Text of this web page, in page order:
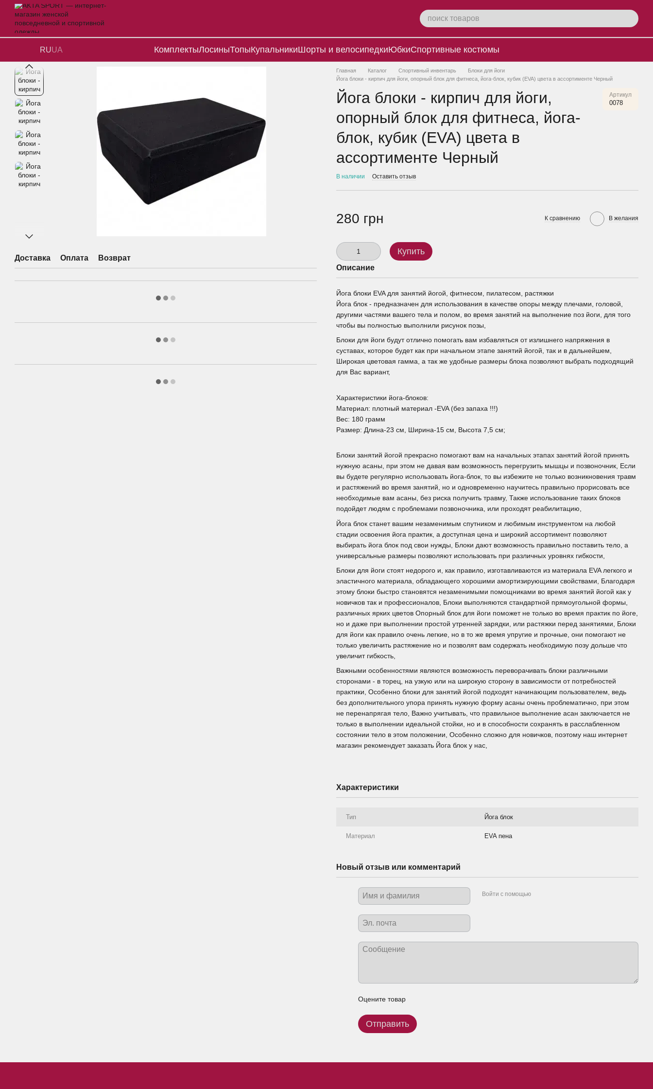
Перейти к основному контенту
RUUA КомплектыЛосиныТопыКупальникиШорты и велосипедкиЮбкиСпортивные костюмы
Доставка Оплата Возврат
Главная Каталог Спортивный инвентарь
Блоки для йоги
Йога блоки - кирпич для йоги, опорный блок для фитнеса, йога-блок, кубик (EVA) цвета в ассортименте Черный
Йога блоки - кирпич для йоги,
опорный блок для фитнеса, йога-
блок, кубик (EVA) цвета в
ассортименте Черный
Артикул
0078
В наличии Оставить отзыв
280 грн К сравнению В желания
Купить
Описание
Йога блоки EVA для занятий йогой, фитнесом, пилатесом, растяжки
Йога блок - предназначен для использования в качестве опоры между плечами, головой,
другими частями вашего тела и полом, во время занятий на выполнение поз йоги, для того
чтобы вы полностью выполнили рисунок позы,
Блоки для йоги будут отлично помогать вам избавляться от излишнего напряжения в
суставах, которое будет как при начальном этапе занятий йогой, так и в дальнейшем,
Широкая цветовая гамма, а так же удобные размеры блока позволяют выбрать подходящий
для Вас вариант,
Характеристики йога-блоков:
Материал: плотный материал -EVA (без запаха !!!)
Вес: 180 грамм
Размер: Длина-23 см, Ширина-15 см, Высота 7,5 см;
Блоки занятий йогой прекрасно помогают вам на начальных этапах занятий йогой принять
нужную асаны, при этом не давая вам возможность перегрузить мышцы и позвоночник, Если
вы будете регулярно использовать йога-блок, то вы избежите не только возникновения травм
и растяжений во время занятий, но и одновременно научитесь правильно прорисовать все
необходимые вам асаны, без риска получить травму, Также использование таких блоков
подойдет людям с проблемами позвоночника, или проходят реабилитацию,
Йога блок станет вашим незаменимым спутником и любимым инструментом на любой
стадии освоения йога практик, а доступная цена и широкий ассортимент позволяют
выбирать йога блок под свои нужды, Блоки дают возможность правильно поставить тело, а
универсальные размеры позволяют использовать при различных уровнях гибкости,
Блоки для йоги стоят недорого и, как правило, изготавливаются из материала EVA легкого и
эластичного материала, обладающего хорошими амортизирующими свойствами, Благодаря
этому блоки быстро становятся незаменимыми помощниками во время занятий йогой как у
новичков так и профессионалов, Блоки выполняются стандартной прямоугольной формы,
различных ярких цветов Опорный блок для йоги поможет не только во время практик по йоге,
но и даже при выполнении простой утренней зарядки, или растяжки перед занятиями, Блоки
для йоги как правило очень легкие, но в то же время упругие и прочные, они помогают не
только увеличить растяжение но и позволят вам содержать необходимую позу дольше что
увеличит гибкость,
Важными особенностями являются возможность переворачивать блоки различными
сторонами - в торец, на узкую или на широкую сторону в зависимости от потребностей
практики, Особенно блоки для занятий йогой подходят начинающим пользователем, ведь
без дополнительного упора принять нужную форму асаны очень проблематично, при этом
не перенапрягая тело, Важно учитывать, что правильное выполнение асан заключается не
только в выполнении идеальной стойки, но и в способности сохранять в расслабленном
состоянии тело в этом положении, Особенно сложно для новичков, поэтому наш интернет
магазин рекомендует заказать Йога блок у нас,
Характеристики
Тип Йога блок
Материал EVA пена
Новый отзыв или комментарий
Войти с помощью
Оцените товар
Отправить